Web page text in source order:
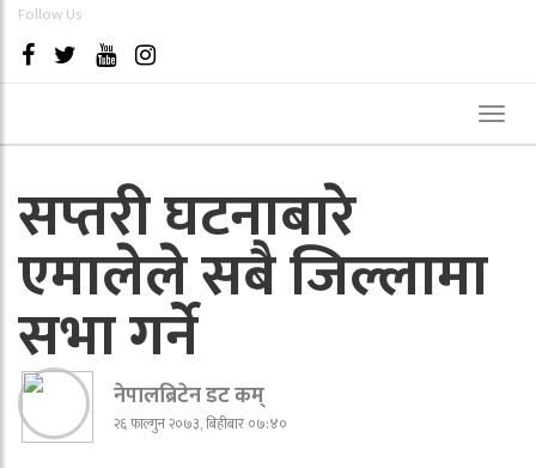
Follow Us
सप्तरी घटनाबारे
एमालेले सबै जिल्लामा
सभा गर्ने
नेपालब्रिटेन डट कम्
२६ फाल्गुन २०७३, बिहीबार ०७:४०